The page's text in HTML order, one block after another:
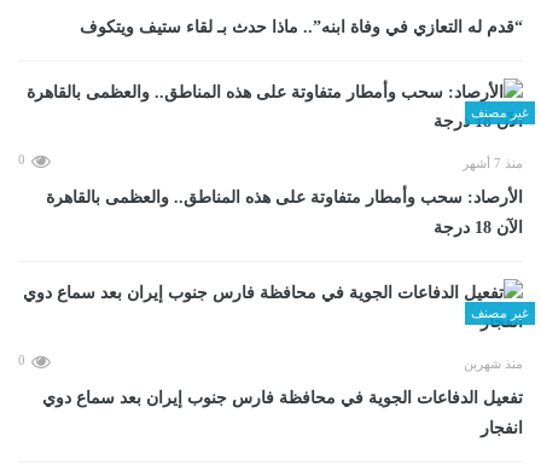
“قدم له التعازي في وفاة ابنه”.. ماذا حدث بـ لقاء ستيف ويتكوف
غير مصنف
منذ 7 أشهر 0
الأرصاد: سحب وأمطار متفاوتة على هذه المناطق.. والعظمى بالقاهرة
الآن 18 درجة
غير مصنف
منذ شهرين 0
تفعيل الدفاعات الجوية في محافظة فارس جنوب إيران بعد سماع دوي
انفجار